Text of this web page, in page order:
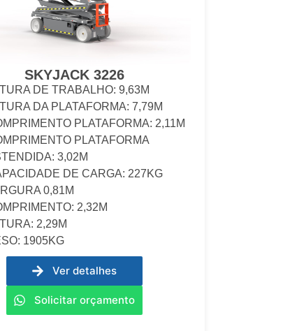
SKYJACK 3226
DE TRABALHO: 9,63M
DA PLATAFORMA: 7,79M
PLATAFORMA: 2,11M
PLATAFORMA
3,02M
DE CARGA: 227KG
0,81M
2,32M
2,29M
1905KG
Ver detalhes
Solicitar orçamento